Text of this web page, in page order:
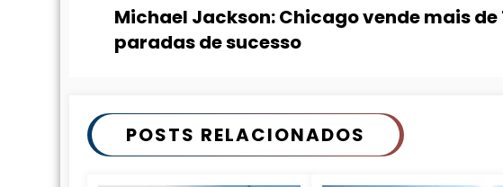
Michael Jackson: Chicago vende mais de
paradas de sucesso
POSTS RELACIONADOS